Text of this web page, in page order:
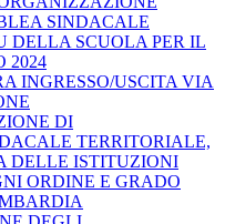
SINDACALE
DELLA SCUOLA PER IL
2024
INGRESSO/USCITA VIA
DI
TERRITORIALE,
DELLE ISTITUZIONI
ORDINE E GRADO